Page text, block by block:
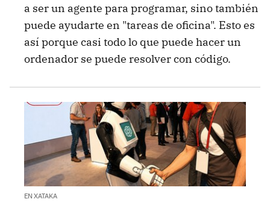
a ser un agente para programar, sino también
puede ayudarte en "tareas de oficina". Esto es
así porque casi todo lo que puede hacer un
ordenador se puede resolver con código.
EN XATAKA